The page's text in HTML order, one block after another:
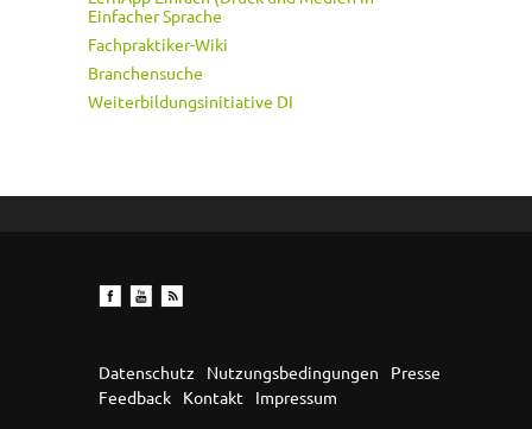
Einfacher Sprache
Fachpraktiker-Wiki
Branchensuche
Weiterbildungsinitiative DI
Datenschutz Nutzungsbedingungen
Presse
Feedback
Kontakt Impressum